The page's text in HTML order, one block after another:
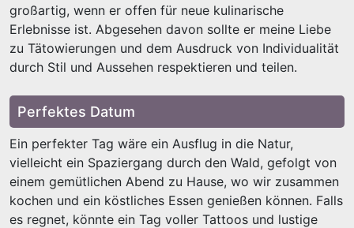
großartig, wenn er offen für neue kulinarische
Erlebnisse ist. Abgesehen davon sollte er meine Liebe
zu Tätowierungen und dem Ausdruck von Individualität
durch Stil und Aussehen respektieren und teilen.
Perfektes Datum
Ein perfekter Tag wäre ein Ausflug in die Natur,
vielleicht ein Spaziergang durch den Wald, gefolgt von
einem gemütlichen Abend zu Hause, wo wir zusammen
kochen und ein köstliches Essen genießen können. Falls
es regnet, könnte ein Tag voller Tattoos und lustige